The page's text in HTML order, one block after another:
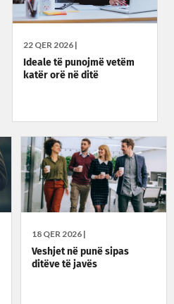
22 QER 2026 |
Ideale të punojmë vetëm
katër orë në ditë
18 QER 2026 |
Veshjet në punë sipas
ditëve të javës